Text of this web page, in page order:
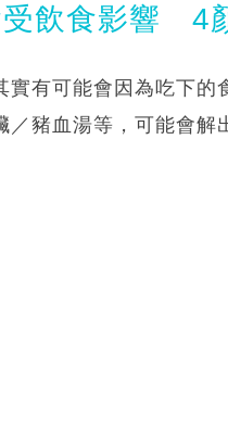
受飲食影響 4
實有可能會因為吃下
／豬血湯等，可能會解